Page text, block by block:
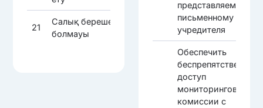
21
Салық берешегінің
болмауы
представляемые по
письменному
учредителя
Обеспечить
беспрепятственный
доступ
мониторинговой
комиссии с